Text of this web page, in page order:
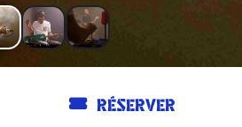
RÉSERVER